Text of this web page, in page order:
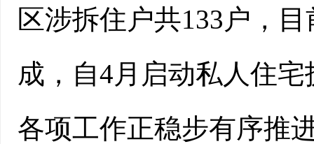
区涉拆住户共133户，
成，自4月启动私人住
各项工作正稳步有序推